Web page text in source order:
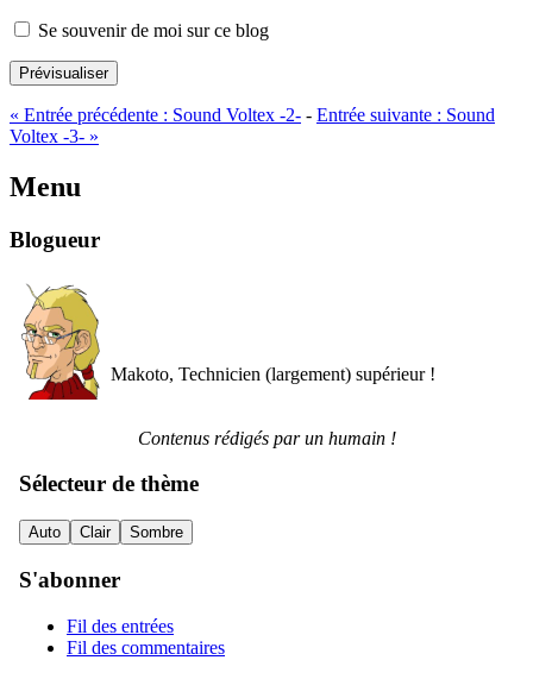
Se souvenir de moi sur ce blog
Prévisualiser
« Entrée précédente : Sound Voltex -2- - Entrée suivante : Sound
Voltex -3- »
Menu
Blogueur
Makoto, Technicien (largement) supérieur !
Contenus rédigés par un humain !
Sélecteur de thème
Auto Clair Sombre
S'abonner
Fil des entrées
Fil des commentaires